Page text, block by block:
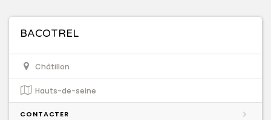
BACOTREL
Châtillon
Hauts-de-seine
CONTACTER